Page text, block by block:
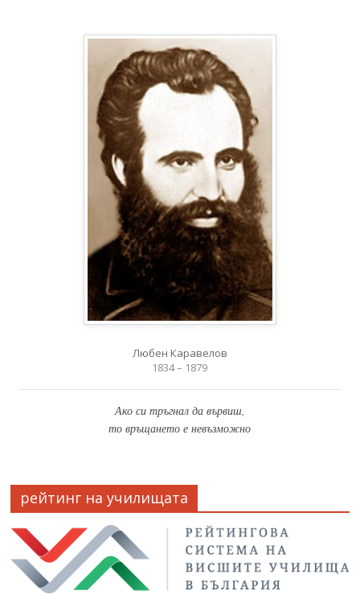
Любен Каравелов
1834 – 1879
Ако си тръгнал да вървиш,
то връщането е невъзможно
рейтинг на училищата